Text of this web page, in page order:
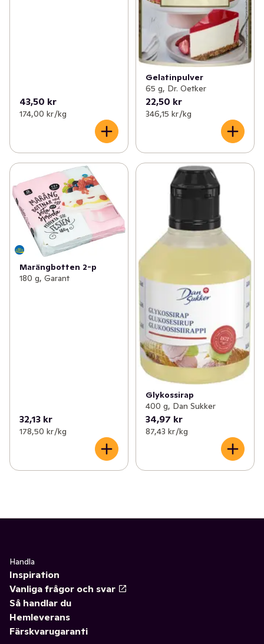
43,50 kr
174,00 kr /kg
Gelatinpulver
65 g, Dr. Oetker
22,50 kr
346,15 kr /kg
Marängbotten 2-p
180 g, Garant
32,13 kr
178,50 kr /kg
Glykossirap
400 g, Dan Sukker
34,97 kr
87,43 kr /kg
Handla
Inspiration
Vanliga frågor och svar
Så handlar du
Hemleverans
Färskvarugaranti